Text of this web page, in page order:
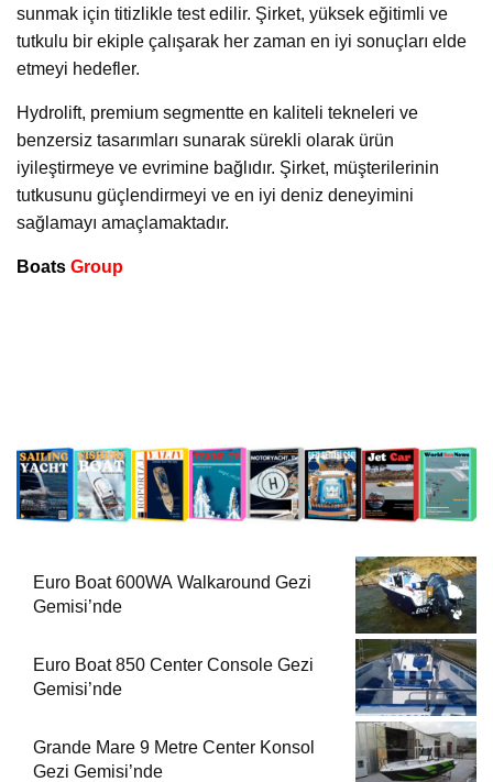
sunmak için titizlikle test edilir. Şirket, yüksek eğitimli ve
tutkulu bir ekiple çalışarak her zaman en iyi sonuçları elde
etmeyi hedefler.
Hydrolift, premium segmentte en kaliteli tekneleri ve
benzersiz tasarımları sunarak sürekli olarak ürün
iyileştirmeye ve evrimine bağlıdır. Şirket, müşterilerinin
tutkusunu güçlendirmeyi ve en iyi deniz deneyimini
sağlamayı amaçlamaktadır.
Boats Group
Euro Boat 600WA Walkaround Gezi
Gemisi’nde
Euro Boat 850 Center Console Gezi
Gemisi’nde
Grande Mare 9 Metre Center Konsol
Gezi Gemisi’nde